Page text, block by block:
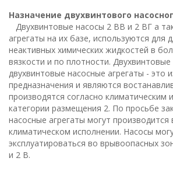
Назначение двухвинтового
Двухвинтовые насосы 2 ВВ и 2 ВГ а
агрегаты на их базе, используются для
неактивных химических жидкостей в
вязкости и по плотности.
двухвинтовые насосные агрегаты - это
предназначения и являются
производятся согласно климатическим
категории размещения 2. По просьбе
насосные агрегаты могут производится
климатическом исполнении. Насосы
эксплуатироваться во врывоопасных
и 2 В.